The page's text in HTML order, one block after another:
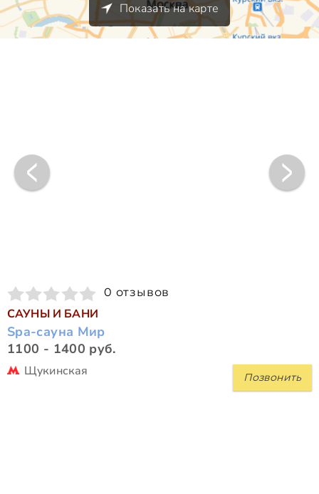
Показать на карте
0 отзывов
САУНЫ И БАНИ
Spa-сауна Мир
1100 - 1400 руб.
Позвонить
Щукинская